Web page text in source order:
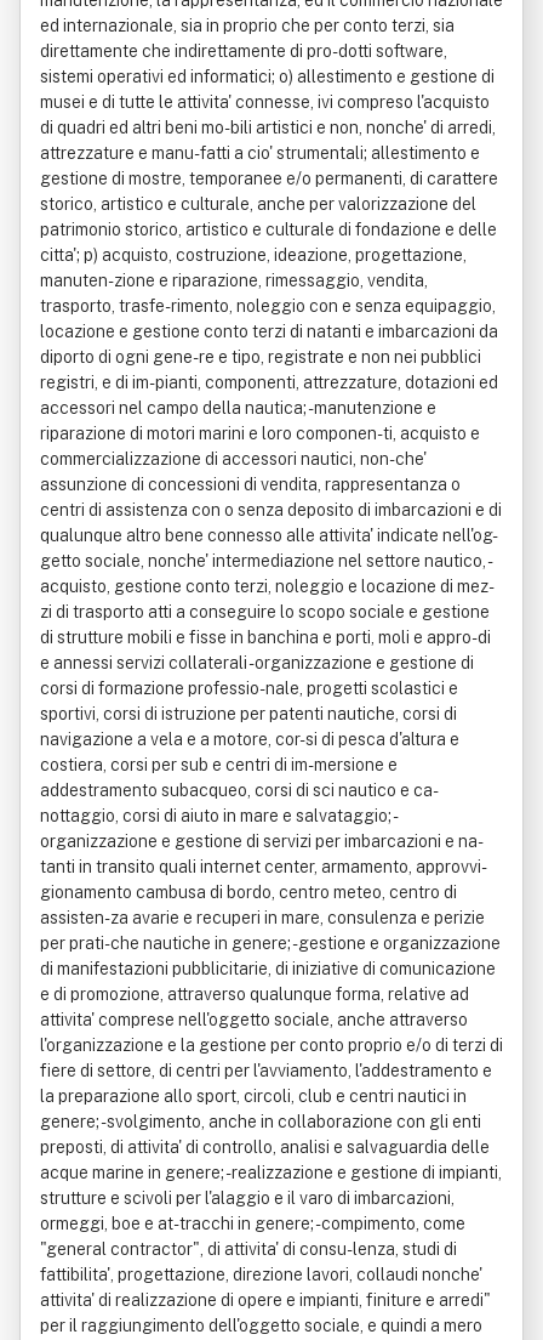
ed internazionale, sia in proprio che per conto terzi, sia
direttamente che indirettamente di pro-dotti software,
sistemi operativi ed informatici; o) allestimento e gestione di
musei e di tutte le attivita' connesse, ivi compreso l'acquisto
di quadri ed altri beni mo-bili artistici e non, nonche' di arredi,
attrezzature e manu-fatti a cio' strumentali; allestimento e
gestione di mostre, temporanee e/o permanenti, di carattere
storico, artistico e culturale, anche per valorizzazione del
patrimonio storico, artistico e culturale di fondazione e delle
citta'; p) acquisto, costruzione, ideazione, progettazione,
manuten-zione e riparazione, rimessaggio, vendita,
trasporto, trasfe-rimento, noleggio con e senza equipaggio,
locazione e gestione conto terzi di natanti e imbarcazioni da
diporto di ogni gene-re e tipo, registrate e non nei pubblici
registri, e di im-pianti, componenti, attrezzature, dotazioni ed
accessori nel campo della nautica; - manutenzione e
riparazione di motori marini e loro componen-ti, acquisto e
commercializzazione di accessori nautici, non-che'
assunzione di concessioni di vendita, rappresentanza o
centri di assistenza con o senza deposito di imbarcazioni e di
qualunque altro bene connesso alle attivita' indicate nell'og-
getto sociale, nonche' intermediazione nel settore nautico, -
acquisto, gestione conto terzi, noleggio e locazione di mez-
zi di trasporto atti a conseguire lo scopo sociale e gestione
di strutture mobili e fisse in banchina e porti, moli e appro-di
e annessi servizi collaterali - organizzazione e gestione di
corsi di formazione professio-nale, progetti scolastici e
sportivi, corsi di istruzione per patenti nautiche, corsi di
navigazione a vela e a motore, cor-si di pesca d'altura e
costiera, corsi per sub e centri di im-mersione e
addestramento subacqueo, corsi di sci nautico e ca-
nottaggio, corsi di aiuto in mare e salvataggio; -
organizzazione e gestione di servizi per imbarcazioni e na-
tanti in transito quali internet center, armamento, approvvi-
gionamento cambusa di bordo, centro meteo, centro di
assisten-za avarie e recuperi in mare, consulenza e perizie
per prati-che nautiche in genere; - gestione e organizzazione
di manifestazioni pubblicitarie, di iniziative di comunicazione
e di promozione, attraverso qualunque forma, relative ad
attivita' comprese nell'oggetto sociale, anche attraverso
l'organizzazione e la gestione per conto proprio e/o di terzi di
fiere di settore, di centri per l'avviamento, l'addestramento e
la preparazione allo sport, circoli, club e centri nautici in
genere; - svolgimento, anche in collaborazione con gli enti
preposti, di attivita' di controllo, analisi e salvaguardia delle
acque marine in genere; - realizzazione e gestione di impianti,
strutture e scivoli per l'alaggio e il varo di imbarcazioni,
ormeggi, boe e at-tracchi in genere; - compimento, come
"general contractor", di attivita' di consu-lenza, studi di
fattibilita', progettazione, direzione lavori, collaudi nonche'
attivita' di realizzazione di opere e impianti, finiture e arredi"
per il raggiungimento dell'oggetto sociale, e quindi a mero